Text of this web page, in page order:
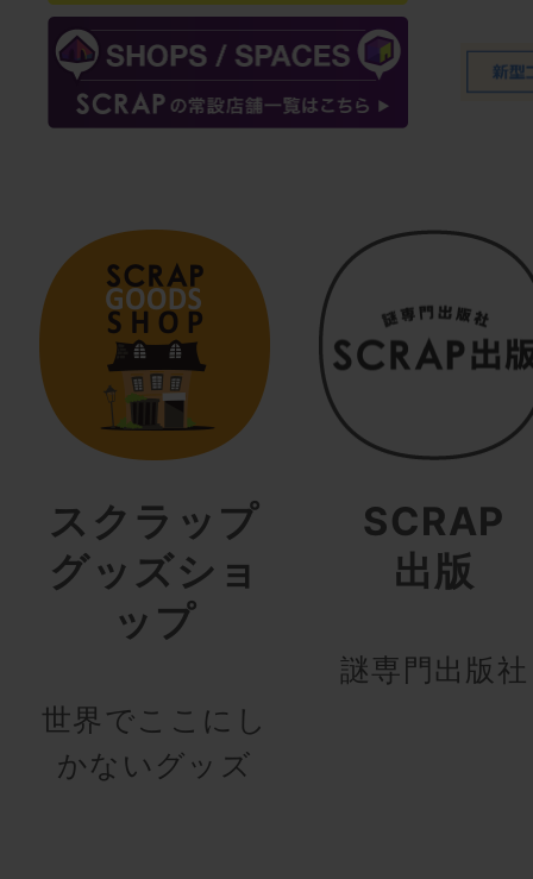
スクラップ
グッズショ
ップ
世界でここにし
かないグッズ
SCRAP
出版
謎専門出版社